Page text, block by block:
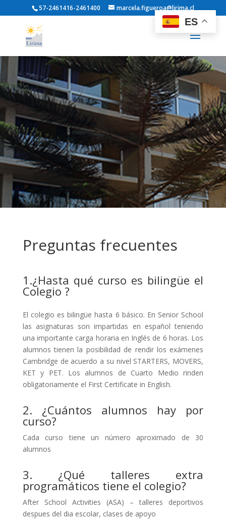
57-2461416-2461400 marcela.figueroa@lirima.cl
Preguntas frecuentes
1.¿Hasta qué curso es bilingüe el
Colegio ?
El colegio es bilingüe hasta 6 básico. En Senior School
las asignaturas son impartidas en español teniendo
una importante carga horaria en Inglés de 6 horas. Los
alumnos tienen la posibilidad de rendir los exámenes
Cambridge de acuerdo a su nivel STARTERS, MOVERS,
KET y PET. Los alumnos de Cuarto Medio rinden
obligatoriamente el First Certificate in English.
2. ¿Cuántos alumnos hay por
curso?
Cada curso tiene un número aproximado de 30
alumnos
3. ¿Qué talleres extra
programáticos tiene el colegio?
After School Activities (ASA) – talleres deportivos
despues del dia escolar, clases de apoyo
ES